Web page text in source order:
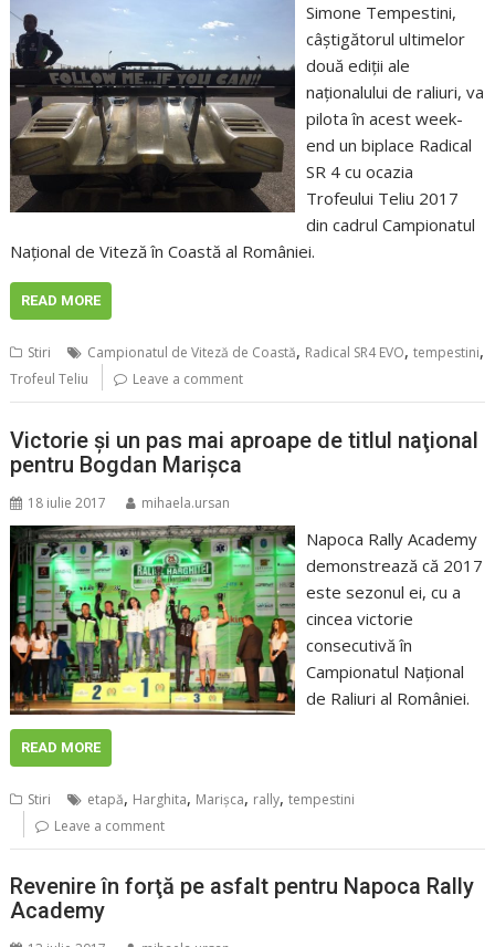
Simone Tempestini,
câştigătorul ultimelor
două ediţii ale
naţionalului de raliuri, va
pilota în acest week-
end un biplace Radical
SR 4 cu ocazia
Trofeului Teliu 2017
din cadrul Campionatul
Naţional de Viteză în Coastă al României.
READ MORE
Stiri Campionatul de Viteză de Coastă, Radical SR4 EVO,tempestini,
Trofeul Teliu Leave a comment
Victorie şi un pas mai aproape de titlul naţional
pentru Bogdan Marişca
18 iulie 2017 mihaela.ursan
Napoca Rally Academy
demonstrează că 2017
este sezonul ei, cu a
cincea victorie
consecutivă în
Campionatul Naţional
de Raliuri al României.
READ MORE
Stiri etapă, Harghita, Marişca, rally,tempestini
Leave a comment
Revenire în forţă pe asfalt pentru Napoca Rally
Academy